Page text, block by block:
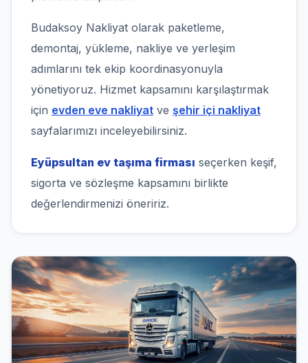
Budaksoy Nakliyat olarak paketleme,
demontaj, yükleme, nakliye ve yerleşim
adımlarını tek ekip koordinasyonuyla
yönetiyoruz. Hizmet kapsamını karşılaştırmak
için evden eve nakliyat ve şehir içi nakliyat
sayfalarımızı inceleyebilirsiniz.
Eyüpsultan ev taşıma firması seçerken keşif,
sigorta ve sözleşme kapsamını birlikte
değerlendirmenizi öneririz.